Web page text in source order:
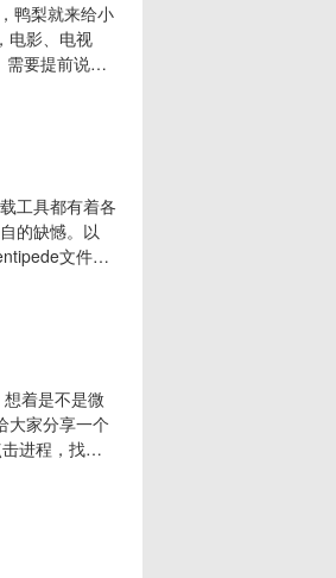
鸭梨就来给小
电影、电视
需要提前说明
安装打开
的说，它拥有
工具都有着各
的缺憾。以
文件蜈
特点，就是其
密）。此
着是不是微
大家分享一个
进程，找
打开文件所
操作了，这